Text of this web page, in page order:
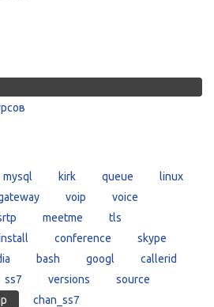
mysql kirk queue
linux
voip
voice
meetme
tls
conference
skype
bash googl
callerid
ss7 versions
source
chan_ss7